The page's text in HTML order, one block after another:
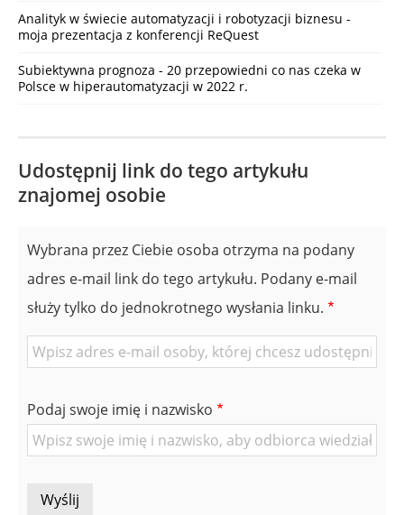
Analityk w świecie automatyzacji i robotyzacji biznesu -
moja prezentacja z konferencji ReQuest
Subiektywna prognoza - 20 przepowiedni co nas czeka w
Polsce w hiperautomatyzacji w 2022 r.
Udostępnij link do tego artykułu
znajomej osobie
Wybrana przez Ciebie osoba otrzyma na podany
adres e-mail link do tego artykułu. Podany e-mail
służy tylko do jednokrotnego wysłania linku.
E-
znajomej
Osoby
Podaj swoje imię i nazwisko